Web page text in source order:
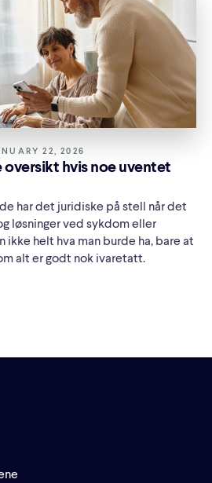
22, 2026
hvis noe uventet
har det juridiske på stell når det
løsninger ved sykdom eller
helt hva man burde ha, bare at
alt er godt nok ivaretatt.